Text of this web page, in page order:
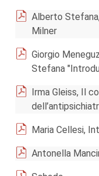
Alberto
Milner
Giorgio
Stefana
Irma Gleiss, Il
Maria Cellesi,
Antonella